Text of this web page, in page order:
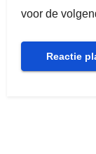
voor de